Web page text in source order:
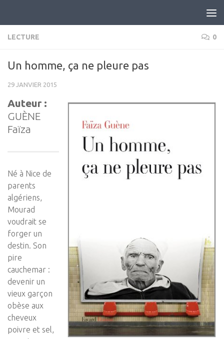
LECTURE 0
Un homme, ça ne pleure pas
29 JANVIER 2015
Auteur :
GUÈNE
Faïza
Né à Nice de
parents
algériens,
Mourad
voudrait se
forger un
destin. Son
pire
cauchemar :
devenir un
vieux garçon
obèse aux
cheveux
poivre et sel,